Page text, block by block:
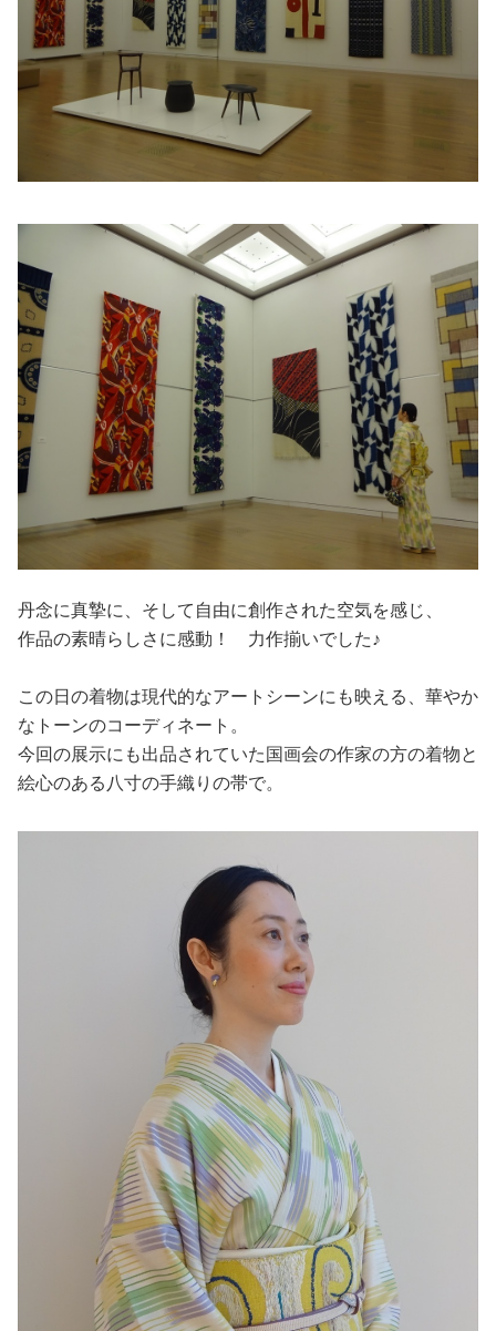
丹念に真摯に、そして自由に創作された空気を感じ、
作品の素晴らしさに感動！ 力作揃いでした♪
この日の着物は現代的なアートシーンにも映える、華やか
なトーンのコーディネート。
今回の展示にも出品されていた国画会の作家の方の着物と
絵心のある八寸の手織りの帯で。